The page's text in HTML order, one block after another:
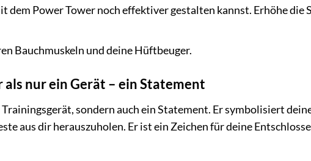
dem Power Tower noch effektiver gestalten kannst. Erhöhe die
Bauchmuskeln und deine Hüftbeuger.
nur ein Gerät – ein Statement
sondern auch ein Statement. Er symbolisiert
aus dir herauszuholen. Er ist ein Zeichen für deine